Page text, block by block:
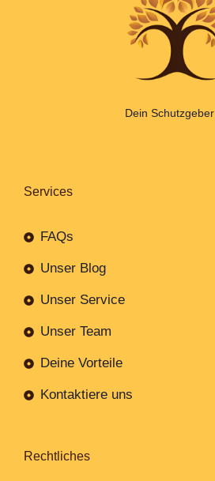
Dein Schutzgeber
Services
FAQs
Unser Blog
Unser Service
Unser Team
Deine Vorteile
Kontaktiere uns
Rechtliches